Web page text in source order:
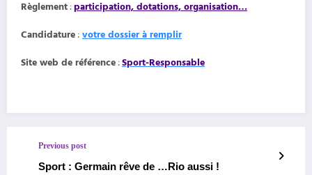
Règlement :participation, dotations, organisation…
Candidature : votre dossier à remplir
Site web de référence :Sport-Responsable
Previous post
Sport : Germain rêve de …Rio aussi !